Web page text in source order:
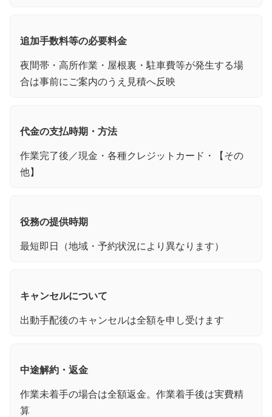
追加手数料等の必要料金
夜間帯・高所作業・屋根裏・駐車費等が発生する場
合は事前にご案内のうえ見積へ反映
代金の支払時期・方法
作業完了後／現金・各種クレジットカード・【その
他】
役務の提供時期
最短即日（地域・予約状況により異なります）
キャンセルについて
出動手配後のキャンセルは全額を申し受けます
中途解約・返金
作業未着手の場合は全額返金。作業着手後は実費精
算